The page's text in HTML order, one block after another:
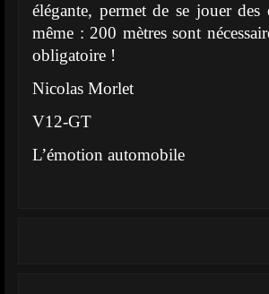
élégante, permet de se jouer
même : 200 mètres sont
obligatoire !
Nicolas Morlet
V12-GT
L’émotion automobile